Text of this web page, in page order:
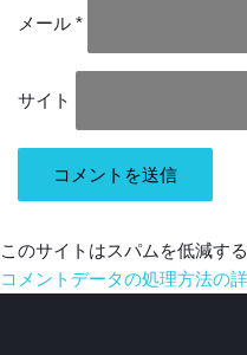
メール *
サイト
このサイトはスパムを低減す
コメントデータの処理方法の